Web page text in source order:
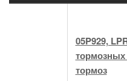
05P929,
тормоз